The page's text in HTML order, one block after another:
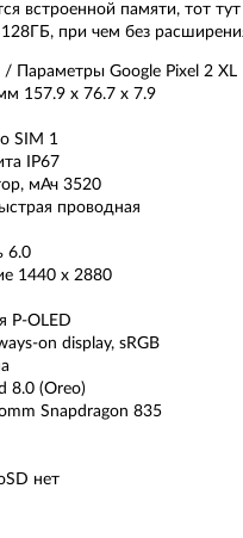
встроенной памяти, тот
при чем без
Параметры Google Pixel 2 XL
157.9 x 76.7 x 7.9
SIM 1
IP67
мАч 3520
проводная
6.0
1440 x 2880
P-OLED
on display, sRGB
8.0 (Oreo)
Snapdragon 835
нет